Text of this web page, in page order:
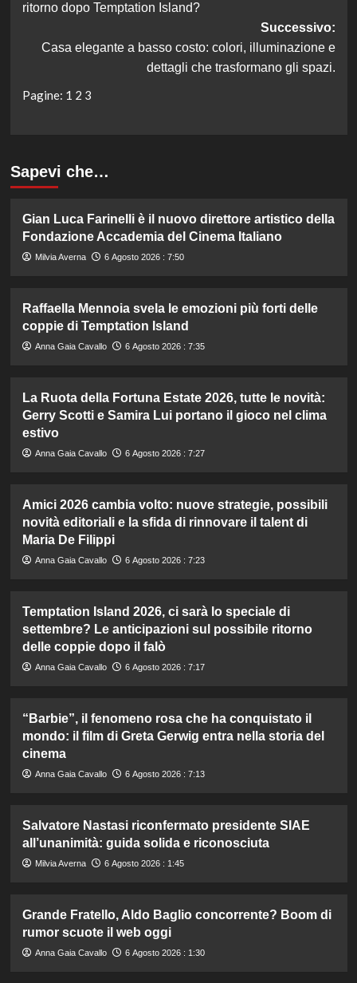
ritorno dopo Temptation Island?
Successivo:
Casa elegante a basso costo: colori, illuminazione e
dettagli che trasformano gli spazi.
Pagine: 1 2 3
Sapevi che…
Gian Luca Farinelli è il nuovo direttore artistico della
Fondazione Accademia del Cinema Italiano
Milvia Averna 6 Agosto 2026 : 7:50
Raffaella Mennoia svela le emozioni più forti delle
coppie di Temptation Island
Anna Gaia Cavallo 6 Agosto 2026 : 7:35
La Ruota della Fortuna Estate 2026, tutte le novità:
Gerry Scotti e Samira Lui portano il gioco nel clima
estivo
Anna Gaia Cavallo 6 Agosto 2026 : 7:27
Amici 2026 cambia volto: nuove strategie, possibili
novità editoriali e la sfida di rinnovare il talent di
Maria De Filippi
Anna Gaia Cavallo 6 Agosto 2026 : 7:23
Temptation Island 2026, ci sarà lo speciale di
settembre? Le anticipazioni sul possibile ritorno
delle coppie dopo il falò
Anna Gaia Cavallo 6 Agosto 2026 : 7:17
“Barbie”, il fenomeno rosa che ha conquistato il
mondo: il film di Greta Gerwig entra nella storia del
cinema
Anna Gaia Cavallo 6 Agosto 2026 : 7:13
Salvatore Nastasi riconfermato presidente SIAE
all’unanimità: guida solida e riconosciuta
Milvia Averna 6 Agosto 2026 : 1:45
Grande Fratello, Aldo Baglio concorrente? Boom di
rumor scuote il web oggi
Anna Gaia Cavallo 6 Agosto 2026 : 1:30